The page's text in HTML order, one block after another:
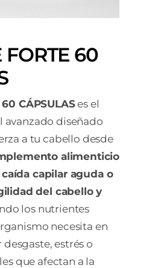
FORTE 60
CÁPSULASes el
diseñado
a tu cabello desde
alimenticio
capilar aguda o
del cabello y
los nutrientes
necesita en
estrés o
que afectan a la